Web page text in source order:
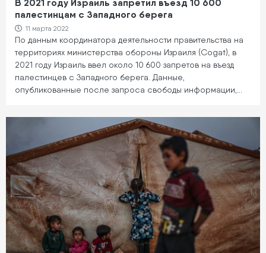
палестинцам с Западного берега
11 марта 2022
По данным координатора деятельности правительства на
территориях министерства обороны Израиля (Cogat), в
2021 году Израиль ввел около 10 600 запретов на въезд
палестинцев с Западного берега. Данные,
опубликованные после запроса свободы информации,…